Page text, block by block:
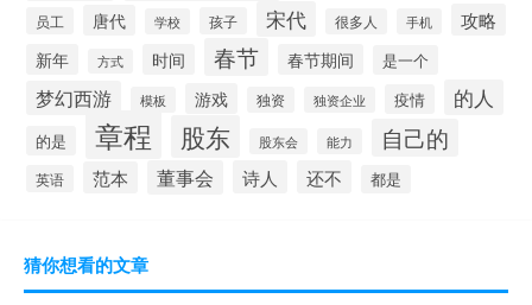
员工 唐代 学校 孩子 宋代 很多人 手机 攻略
新年 方式 时间 春节 春节期间 是一个
梦幻西游 模板 游戏 独资 独资企业 疫情 的人
的是 章程 股东 股东会 能力 自己的
英语 范本 董事会 诗人 还不 都是
猜你想看的文章